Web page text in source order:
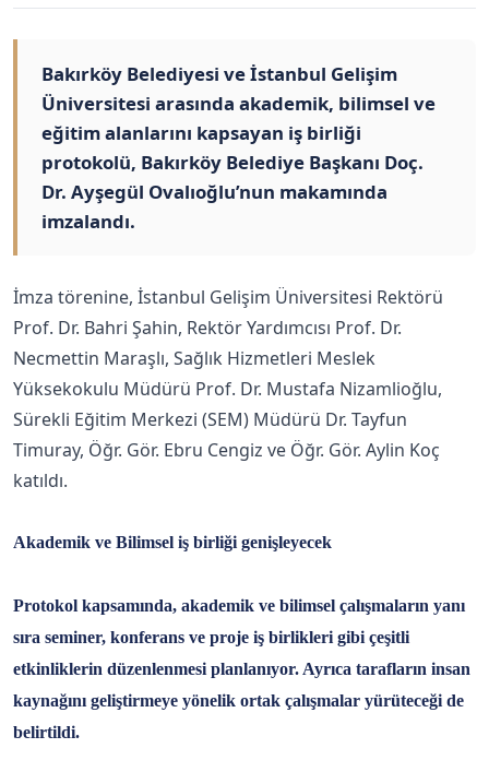
Bakırköy Belediyesi ve İstanbul Gelişim
Üniversitesi arasında akademik, bilimsel ve
eğitim alanlarını kapsayan iş birliği
protokolü, Bakırköy Belediye Başkanı Doç.
Dr. Ayşegül Ovalıoğlu’nun makamında
imzalandı.
İmza törenine, İstanbul Gelişim Üniversitesi Rektörü
Prof. Dr. Bahri Şahin, Rektör Yardımcısı Prof. Dr.
Necmettin Maraşlı, Sağlık Hizmetleri Meslek
Yüksekokulu Müdürü Prof. Dr. Mustafa Nizamlioğlu,
Sürekli Eğitim Merkezi (SEM) Müdürü Dr. Tayfun
Timuray, Öğr. Gör. Ebru Cengiz ve Öğr. Gör. Aylin Koç
katıldı.
Akademik ve Bilimsel iş birliği genişleyecek
Protokol kapsamında, akademik ve bilimsel çalışmaların yanı
sıra seminer, konferans ve proje iş birlikleri gibi çeşitli
etkinliklerin düzenlenmesi planlanıyor. Ayrıca tarafların insan
kaynağını geliştirmeye yönelik ortak çalışmalar yürüteceği de
belirtildi.